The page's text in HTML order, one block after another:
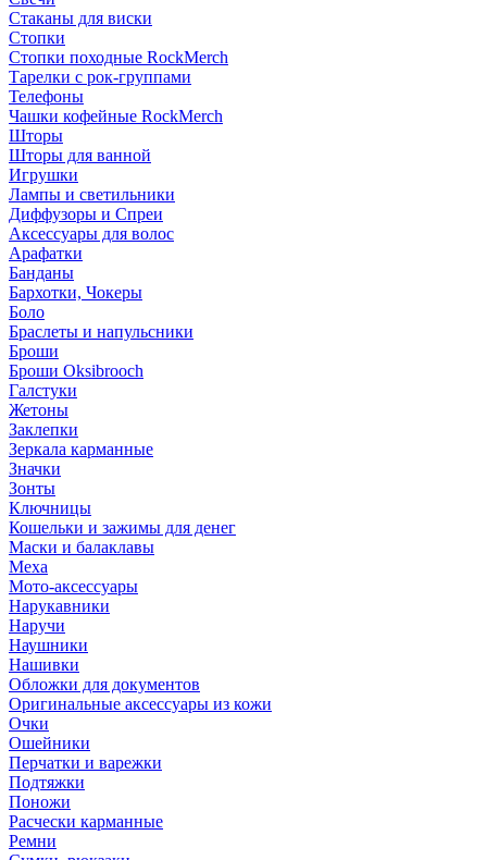
Стаканы для виски
Стопки
Стопки походные RockMerch
Тарелки с рок-группами
Телефоны
Чашки кофейные RockMerch
Шторы
Шторы для ванной
Игрушки
Лампы и светильники
Диффузоры и Спреи
Аксессуары для волос
Арафатки
Банданы
Бархотки, Чокеры
Боло
Браслеты и напульсники
Броши
Броши Oksibrooch
Галстуки
Жетоны
Заклепки
Зеркала карманные
Значки
Зонты
Ключницы
Кошельки и зажимы для денег
Маски и балаклавы
Меха
Мото-аксессуары
Нарукавники
Наручи
Наушники
Нашивки
Обложки для документов
Оригинальные аксессуары из кожи
Очки
Ошейники
Перчатки и варежки
Подтяжки
Поножи
Расчески карманные
Ремни